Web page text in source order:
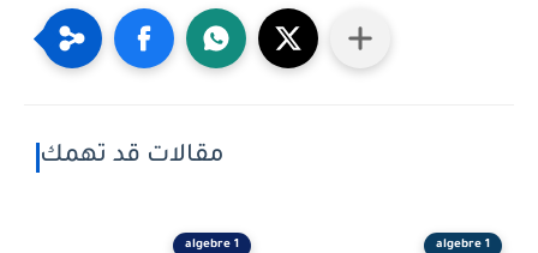
مقالات قد تهمك
algebre 1 algebre 1